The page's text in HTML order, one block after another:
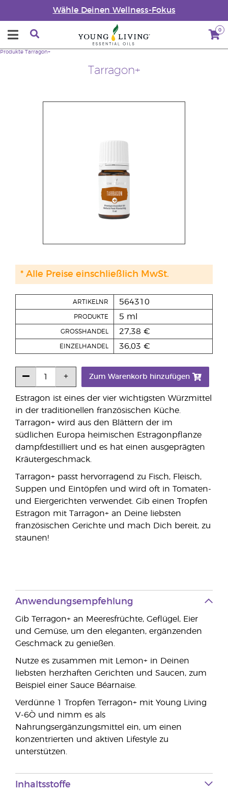
Wähle Deinen Wellness-Fokus
0
Tarragon+
Produkte Tarragon+
Estragon ist eines der vier wichtigsten Würzmittel
in der traditionellen französischen Küche.
Tarragon+ wird aus den Blättern der im
südlichen Europa heimischen Estragonpflanze
dampfdestilliert und es hat einen ausgeprägten
Kräutergeschmack.
Tarragon+ passt hervorragend zu Fisch, Fleisch,
Suppen und Eintöpfen und wird oft in Tomaten-
und Eiergerichten verwendet. Gib einen Tropfen
Estragon mit Tarragon+ an Deine liebsten
französischen Gerichte und mach Dich bereit, zu
staunen!
ARTIKELNR 564310
PRODUKTE 5 ml
GROSSHANDEL 27,38 €
EINZELHANDEL 36,03 €
Zum Warenkorb hinzufügen
* Alle Preise einschließlich MwSt.
Anwendungsempfehlung
Gib Terragon+ an Meeresfrüchte, Geflügel, Eier
und Gemüse, um den eleganten, ergänzenden
Geschmack zu genießen.
Nutze es zusammen mit Lemon+ in Deinen
liebsten herzhaften Gerichten und Saucen, zum
Beispiel einer Sauce Béarnaise.
Verdünne 1 Tropfen Terragon+ mit Young Living
V-6Ò und nimm es als
Nahrungsergänzungsmittel ein, um einen
konzentrierten und aktiven Lifestyle zu
unterstützen.
Inhaltsstoffe